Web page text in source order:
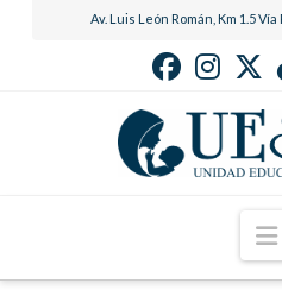
Av. Luis León Román, Km 1.5 Vía